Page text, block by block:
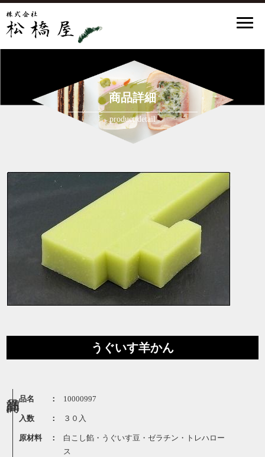
商品詳細
product detail
うぐいす羊かん
品名 ： 10000997
入数 ： ３０入
原材料 ：
白こし餡・うぐいす豆・ゼラチン・トレハロー
ス